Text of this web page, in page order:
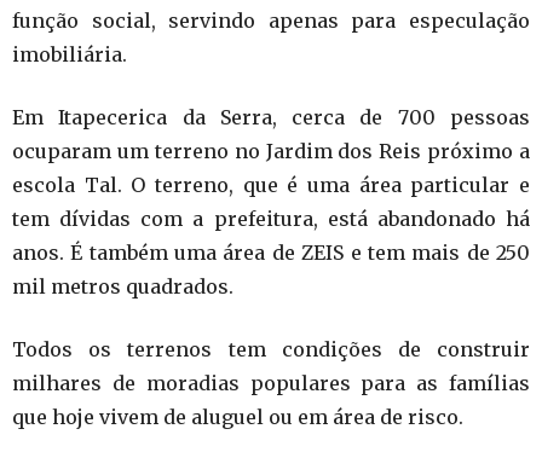
função social, servindo apenas para especulação
imobiliária.
Em Itapecerica da Serra, cerca de 700 pessoas
ocuparam um terreno no Jardim dos Reis próximo a
escola Tal. O terreno, que é uma área particular e
tem dívidas com a prefeitura, está abandonado há
anos. É também uma área de ZEIS e tem mais de 250
mil metros quadrados.
Todos os terrenos tem condições de construir
milhares de moradias populares para as famílias
que hoje vivem de aluguel ou em área de risco.